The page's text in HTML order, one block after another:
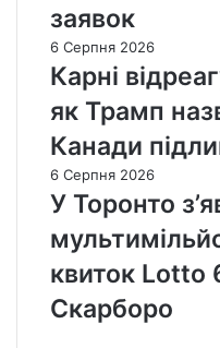
заявок
6 Серпня 2026
Карні
як Трамп
Канади
6 Серпня 2026
У Торонто
квиток Lotto
Скарборо